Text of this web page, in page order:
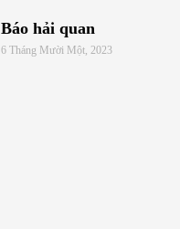
Báo hải quan
6 Tháng Mười Một, 2023